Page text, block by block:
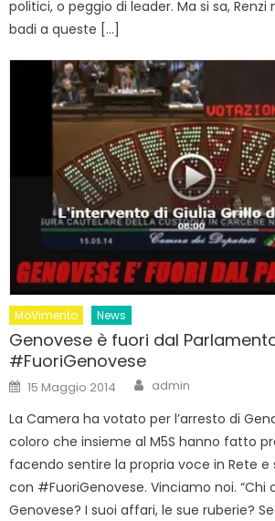
politici, o peggio di leader. Ma si sa,
badi a queste […]
MoVimento News
Genovese è fuori dal
#FuoriGenovese
Posted
on
15 Maggio 2014 Author
admin
La Camera ha votato per l’arresto di
coloro che insieme al M5S hanno fatto
facendo sentire la propria voce in Rete e
con #FuoriGenovese. Vinciamo noi. “Chi
Genovese? I suoi affari, le sue ruberie?